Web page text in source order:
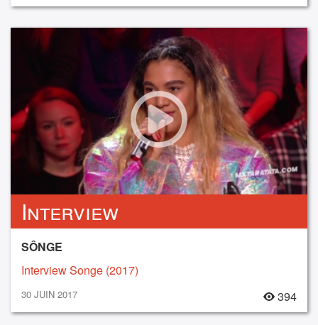
Interview
SÔNGE
Interview Songe (2017)
30 JUIN 2017 394